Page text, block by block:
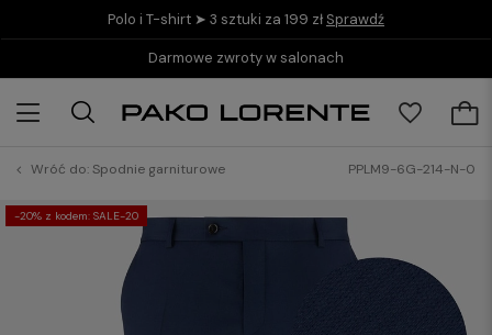
Polo i T-shirt ➤ 3 sztuki za 199 zł Sprawdź
Darmowe zwroty w salonach
Wróć do:Spodnie garniturowe PPLM9-6G-214-N-0
-20% z kodem: SALE-20